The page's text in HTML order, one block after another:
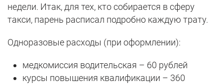
недели. Итак, для тех, кто собирается в сферу
такси, парень расписал подробно каждую трату.
Одноразовые расходы (при оформлении):
медкомиссия водительская – 60 рублей
курсы повышения квалификации – 360